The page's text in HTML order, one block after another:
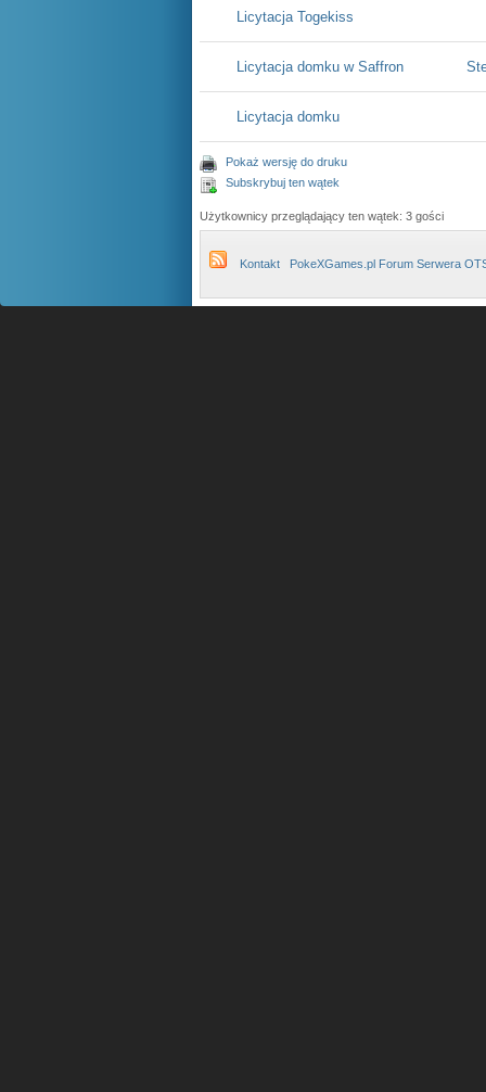
Licytacja Togekiss
Licytacja domku w Saffron
Licytacja domku
Pokaż wersję do druku
Subskrybuj ten wątek
Użytkownicy przeglądający ten wątek: 3 gości
Kontakt PokeXGames.pl Forum Serwera